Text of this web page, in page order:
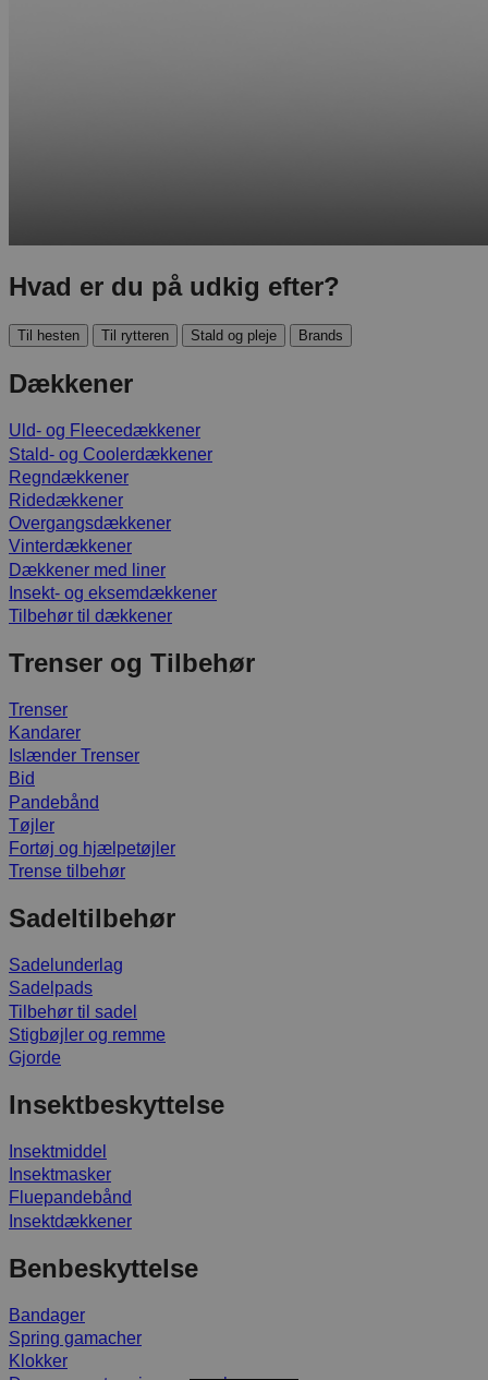
Hvad er du på udkig efter?
Til hesten Til rytteren Stald og pleje Brands
Dækkener
Uld- og Fleecedækkener
Stald- og Coolerdækkener
Regndækkener
Ridedækkener
Overgangsdækkener
Vinterdækkener
Dækkener med liner
Insekt- og eksemdækkener
Tilbehør til dækkener
Trenser og Tilbehør
Trenser
Kandarer
Islænder Trenser
Bid
Pandebånd
Tøjler
Fortøj og hjælpetøjler
Trense tilbehør
Sadeltilbehør
Sadelunderlag
Sadelpads
Tilbehør til sadel
Stigbøjler og remme
Gjorde
Insektbeskyttelse
Insektmiddel
Insektmasker
Fluepandebånd
Insektdækkener
Benbeskyttelse
Bandager
Spring gamacher
Klokker